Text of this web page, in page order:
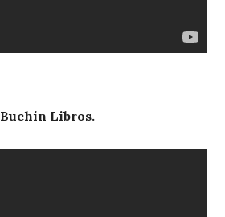
Buchín Libros.